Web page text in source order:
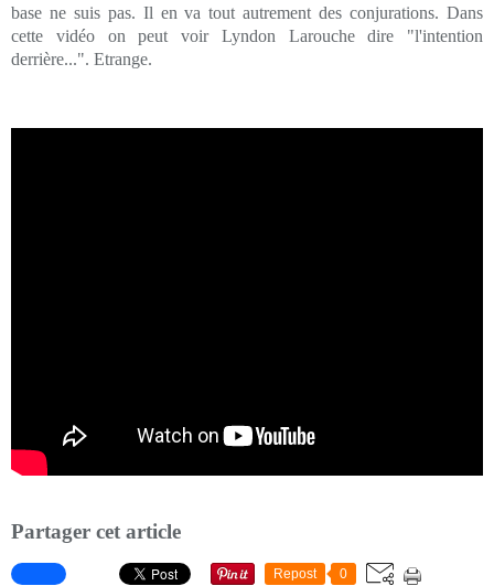
base ne suis pas. Il en va tout autrement des conjurations. Dans
cette vidéo on peut voir Lyndon Larouche dire "l'intention
derrière...". Etrange.
Partager cet article
Repost 0